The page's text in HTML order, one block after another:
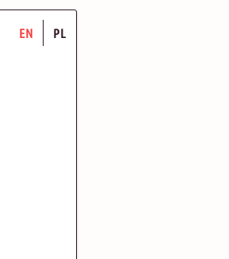
EN PL